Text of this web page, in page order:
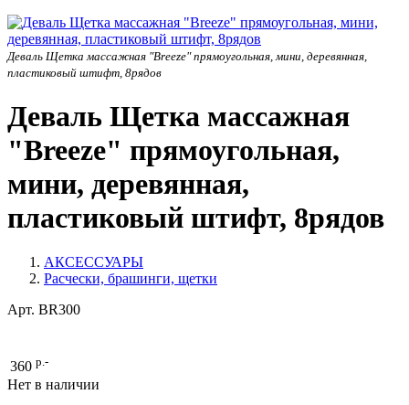
Деваль Щетка массажная "Breeze" прямоугольная, мини, деревянная,
пластиковый штифт, 8рядов
Деваль Щетка массажная
"Breeze" прямоугольная,
мини, деревянная,
пластиковый штифт, 8рядов
АКСЕССУАРЫ
Расчески, брашинги, щетки
Арт. BR300
360 р.-
Нет в наличии